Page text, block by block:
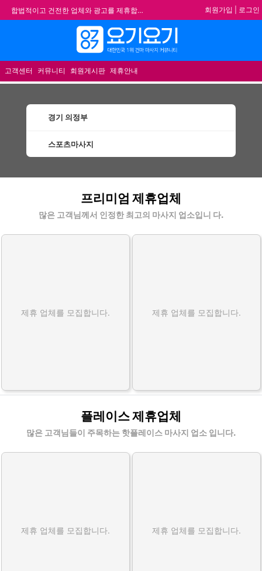
합법적이고 건전한 업체와 광고를 제휴합니다.
★요기요기 설 연휴 휴무 안내★
★ 요기요기 업체회원 안내사항 ★
불건전한 게시글은 삭제 및 회원탈퇴 됩니다.
회원가입 로그인
고객센터 커뮤니티 회원게시판 제휴안내
경기 의정부
스포츠마사지
프리미엄 제휴업체
많은 고객님께서 인정한 최고의 마사지 업소입니 다.
제휴 업체를 모집합니다. 제휴 업체를 모집합니다.
플레이스 제휴업체
많은 고객님들이 주목하는 핫플레이스 마사지 업소 입니다.
제휴 업체를 모집합니다. 제휴 업체를 모집합니다.